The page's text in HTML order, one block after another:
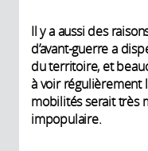
Il y a aussi des
d’avant-guerre a
du territoire, et
à voir régulièrement
mobilités serait très
impopulaire.